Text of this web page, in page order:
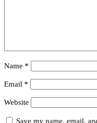
Name *
Email *
Website
Save my name, email,